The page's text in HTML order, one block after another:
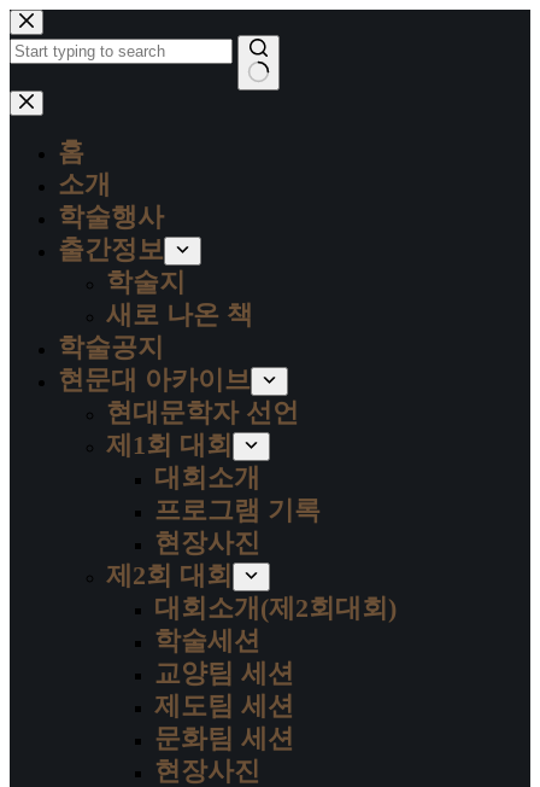
본
문
으
로
건
결
홈
소개
학술행사
출간정보
학술지
새로 나온 책
학술공지
현문대 아카이브
현대문학자 선언
제1회 대회
대회소개
프로그램 기록
현장사진
제2회 대회
대회소개(제2회대회)
학술세션
교양팀 세션
제도팀 세션
문화팀 세션
현장사진